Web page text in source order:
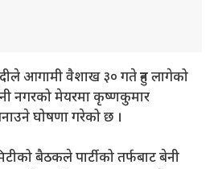
आगामी वैशाख ३० गते हुन लागेको
नगरको मेयरमा कृष्णकुमार
घोषणा गरेको छ ।
बैठकले पार्टीको तर्फबाट बेनी